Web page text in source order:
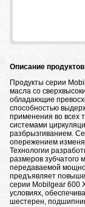
Описание продуктов
Продукты серии
масла со
обладающие
способностью
применения во всех
системами
разбрызгиванием.
опережением
Технологии
размеров зубчатого
передаваемой
предъявляет
серии Mobilgear 600
условиях,
шестерен,